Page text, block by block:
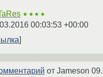
★★★★
00:03:53 +00:00
от Jameson